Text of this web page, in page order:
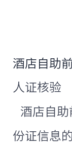
酒店自助
人证核验
酒店自助
份证信息